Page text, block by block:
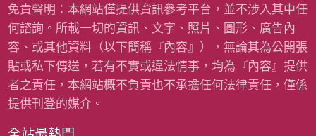
免責聲明：本網站僅提供資訊參考平台，並不涉入其中任
何諮詢。所載一切的資訊、文字、照片、圖形、廣告內
容、或其他資料（以下簡稱『內容』），無論其為公開張
貼或私下傳送，若有不實或違法情事，均為『內容』提供
者之責任，本網站概不負責也不承擔任何法律責任，僅係
提供刊登的媒介。